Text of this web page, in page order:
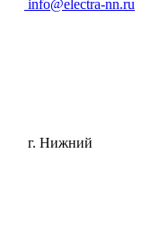
info@electra-nn.ru
г. Нижний